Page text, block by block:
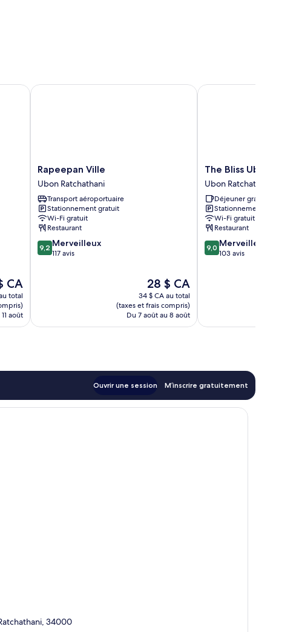
CA
total
août
Rapeepan
Ville
Ubon
Ratchathani
Rapeepan Ville
Ubon Ratchathani
Transport aéroportuaire
Stationnement gratuit
Wi-Fi gratuit
Restaurant
9.2
sur
9,2 Merveilleux
117 avis
Le
prix
est
de
28 $ CA
28 $ CA
34 $ CA au total
(taxes et frais compris)
Du 7 août au 8 août
Rapeepan Ville
The
Bliss
Ubon
Ubon
Ratchathani
The Bliss Ubon
Ubon Ratchathani
Déjeuner gratuit
Stationnement gratuit
Wi-Fi gratuit
Restaurant
9.0
sur
9,0 Merveilleux
103 avis
The Bliss Ubon
Ouvrir une session M’inscrire gratuitement
34000